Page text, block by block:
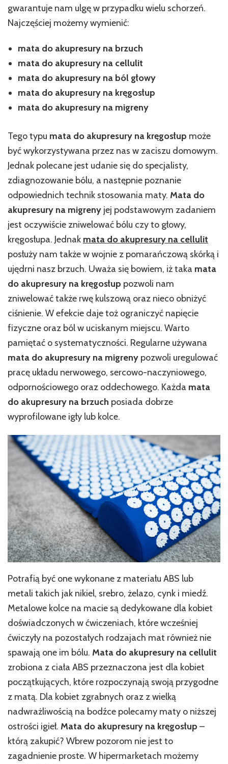
gwarantuje nam ulgę w przypadku wielu schorzeń.
Najczęściej możemy wymienić:
mata do akupresury na brzuch
mata do akupresury na cellulit
mata do akupresury na ból głowy
mata do akupresury na kręgosłup
mata do akupresury na migreny
Tego typu mata do akupresury na kręgosłup może
być wykorzystywana przez nas w zaciszu domowym.
Jednak polecane jest udanie się do specjalisty,
zdiagnozowanie bólu, a następnie poznanie
odpowiednich technik stosowania maty. Mata do
akupresury na migreny jej podstawowym zadaniem
jest oczywiście zniwelować bólu czy to głowy,
kręgosłupa. Jednak mata do akupresury na cellulit
posłuży nam także w wojnie z pomarańczową skórką i
ujędrni nasz brzuch. Uważa się bowiem, iż taka mata
do akupresury na kręgosłup pozwoli nam
zniwelować także rwę kulszową oraz nieco obniżyć
ciśnienie. W efekcie daje toż ograniczyć napięcie
fizyczne oraz ból w uciskanym miejscu. Warto
pamiętać o systematyczności. Regularne używana
mata do akupresury na migreny pozwoli uregulować
pracę układu nerwowego, sercowo-naczyniowego,
odpornościowego oraz oddechowego. Każda mata
do akupresury na brzuch posiada dobrze
wyprofilowane igły lub kolce.
Potrafią być one wykonane z materiału ABS lub
metali takich jak nikiel, srebro, żelazo, cynk i miedź.
Metalowe kolce na macie są dedykowane dla kobiet
doświadczonych w ćwiczeniach, które wcześniej
ćwiczyły na pozostałych rodzajach mat również nie
spawają one im bólu. Mata do akupresury na cellulit
zrobiona z ciała ABS przeznaczona jest dla kobiet
początkujących, które rozpoczynają swoją przygodne
z matą. Dla kobiet zgrabnych oraz z wielką
nadwrażliwością na bodźce polecamy maty o niższej
ostrości igieł. Mata do akupresury na kręgosłup –
którą zakupić? Wbrew pozorom nie jest to
zagadnienie proste. W hipermarketach możemy